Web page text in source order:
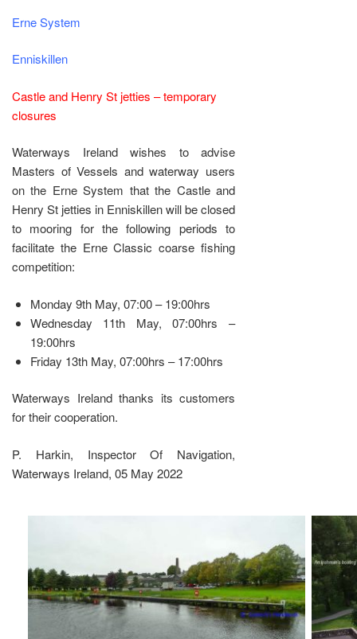
Erne System
Enniskillen
Castle and Henry St jetties – temporary
closures
Waterways Ireland wishes to advise
Masters of Vessels and waterway users
on the Erne System that the Castle and
Henry St jetties in Enniskillen will be closed
to mooring for the following periods to
facilitate the Erne Classic coarse fishing
competition:
Monday 9th May, 07:00 – 19:00hrs
Wednesday 11th May, 07:00hrs –
19:00hrs
Friday 13th May, 07:00hrs – 17:00hrs
Waterways Ireland thanks its customers
for their cooperation.
P. Harkin, Inspector Of Navigation,
Waterways Ireland, 05 May 2022